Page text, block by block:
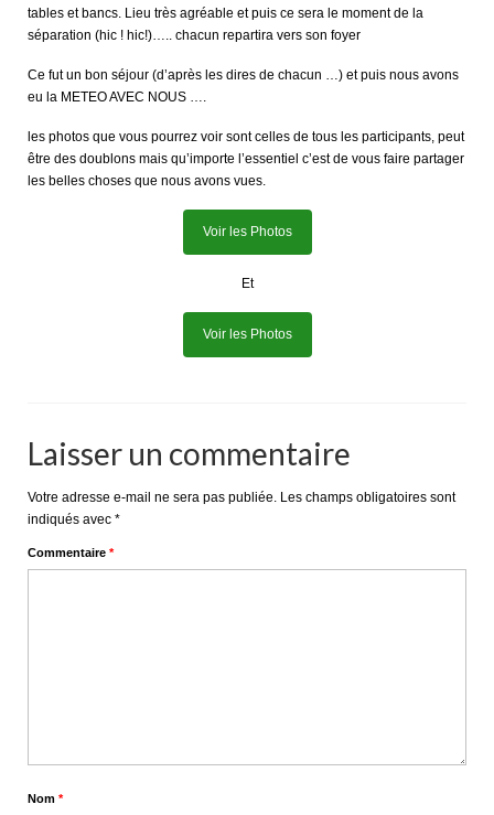
tables et bancs. Lieu très agréable et puis ce sera le moment de la
séparation (hic ! hic!)….. chacun repartira vers son foyer
Ce fut un bon séjour (d’après les dires de chacun …) et puis nous avons
eu la METEO AVEC NOUS ….
les photos que vous pourrez voir sont celles de tous les participants, peut
être des doublons mais qu’importe l’essentiel c’est de vous faire partager
les belles choses que nous avons vues.
Voir les Photos
Et
Voir les Photos
Laisser un commentaire
Votre adresse e-mail ne sera pas publiée. Les champs obligatoires sont
indiqués avec *
Commentaire *
Nom *